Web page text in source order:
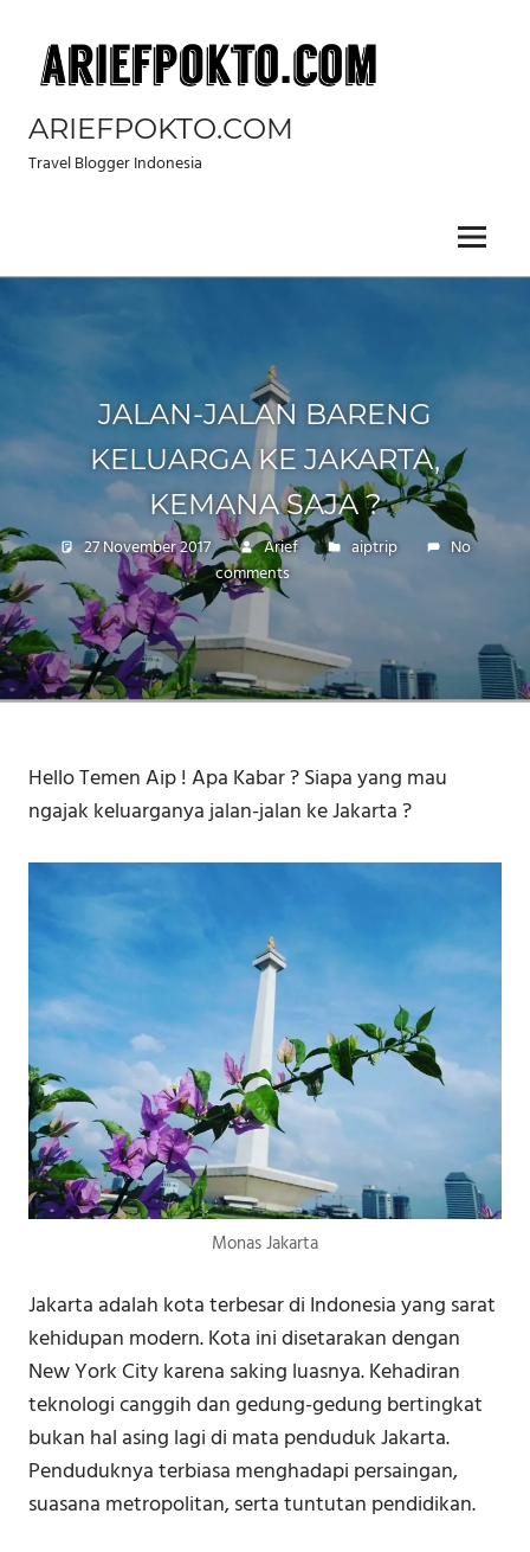
content
ARIEFPOKTO.COM
Travel Blogger Indonesia
Menu
JALAN-JALAN BARENG
KELUARGA KE JAKARTA,
KEMANA SAJA ?
27 November 2017 Arief aiptrip
No
comments
Hello Temen Aip ! Apa Kabar ? Siapa yang mau
ngajak keluarganya jalan-jalan ke Jakarta ?
Monas Jakarta
Jakarta adalah kota terbesar di Indonesia yang sarat
kehidupan modern. Kota ini disetarakan dengan
New York City karena saking luasnya. Kehadiran
teknologi canggih dan gedung-gedung bertingkat
bukan hal asing lagi di mata penduduk Jakarta.
Penduduknya terbiasa menghadapi persaingan,
suasana metropolitan, serta tuntutan pendidikan.